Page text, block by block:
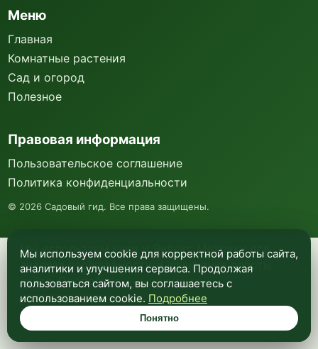
Мы используем куки и Яндекс Метрику для
анализа посещаемости и улучшения работы
сайта. Подробнее —в политике
конфиденциальности.
Понятно
Меню
Главная
Комнатные растения
Сад и огород
Полезное
Правовая информация
Пользовательское соглашение
Политика конфиденциальности
© 2026 Садовый гид. Все права защищены.
Мы используем cookie для корректной работы сайта,
аналитики и улучшения сервиса. Продолжая
пользоваться сайтом, вы соглашаетесь с
использованием cookie. Подробнее
Понятно